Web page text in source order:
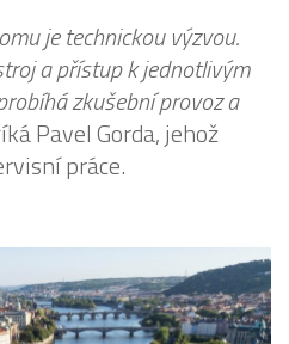
je technickou výzvou.
a přístup k jednotlivým
zkušební provoz a
Pavel Gorda, jehož
práce.